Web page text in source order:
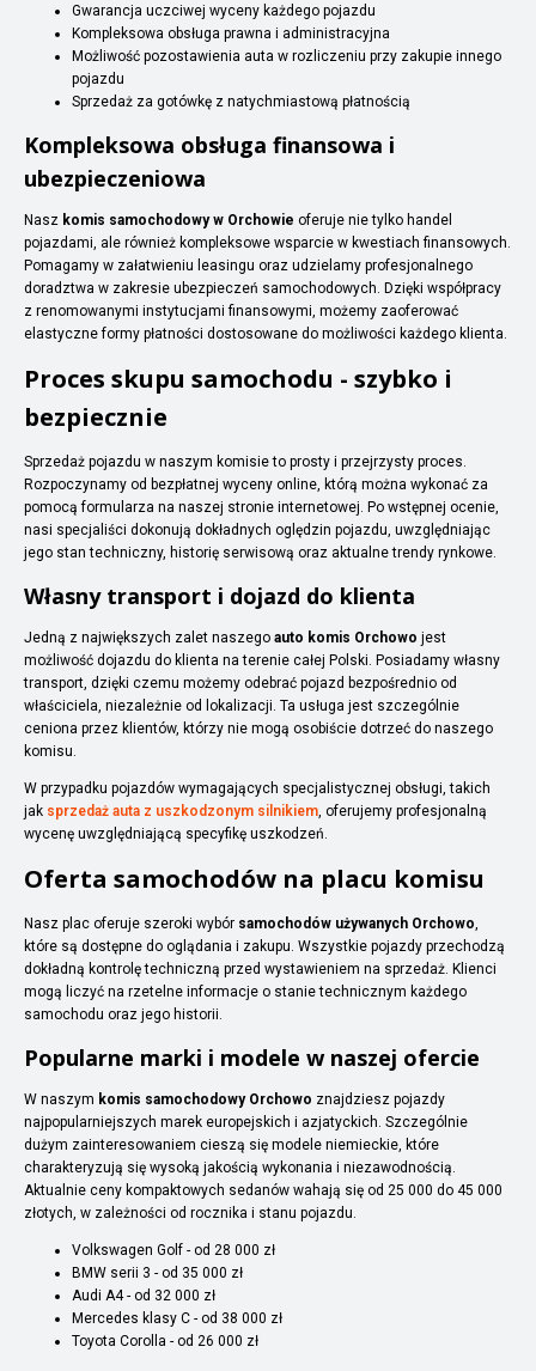
Gwarancja uczciwej wyceny każdego pojazdu
Kompleksowa obsługa prawna i administracyjna
Możliwość pozostawienia auta w rozliczeniu przy zakupie innego
pojazdu
Sprzedaż za gotówkę z natychmiastową płatnością
Kompleksowa obsługa finansowa i
ubezpieczeniowa
Nasz komis samochodowy w Orchowie oferuje nie tylko handel
pojazdami, ale również kompleksowe wsparcie w kwestiach finansowych.
Pomagamy w załatwieniu leasingu oraz udzielamy profesjonalnego
doradztwa w zakresie ubezpieczeń samochodowych. Dzięki współpracy
z renomowanymi instytucjami finansowymi, możemy zaoferować
elastyczne formy płatności dostosowane do możliwości każdego klienta.
Proces skupu samochodu - szybko i
bezpiecznie
Sprzedaż pojazdu w naszym komisie to prosty i przejrzysty proces.
Rozpoczynamy od bezpłatnej wyceny online, którą można wykonać za
pomocą formularza na naszej stronie internetowej. Po wstępnej ocenie,
nasi specjaliści dokonują dokładnych oględzin pojazdu, uwzględniając
jego stan techniczny, historię serwisową oraz aktualne trendy rynkowe.
Własny transport i dojazd do klienta
Jedną z największych zalet naszego auto komis Orchowo jest
możliwość dojazdu do klienta na terenie całej Polski. Posiadamy własny
transport, dzięki czemu możemy odebrać pojazd bezpośrednio od
właściciela, niezależnie od lokalizacji. Ta usługa jest szczególnie
ceniona przez klientów, którzy nie mogą osobiście dotrzeć do naszego
komisu.
W przypadku pojazdów wymagających specjalistycznej obsługi, takich
jak sprzedaż auta z uszkodzonym silnikiem, oferujemy profesjonalną
wycenę uwzględniającą specyfikę uszkodzeń.
Oferta samochodów na placu komisu
Nasz plac oferuje szeroki wybór samochodów używanych Orchowo,
które są dostępne do oglądania i zakupu. Wszystkie pojazdy przechodzą
dokładną kontrolę techniczną przed wystawieniem na sprzedaż. Klienci
mogą liczyć na rzetelne informacje o stanie technicznym każdego
samochodu oraz jego historii.
Popularne marki i modele w naszej ofercie
W naszym komis samochodowy Orchowo znajdziesz pojazdy
najpopularniejszych marek europejskich i azjatyckich. Szczególnie
dużym zainteresowaniem cieszą się modele niemieckie, które
charakteryzują się wysoką jakością wykonania i niezawodnością.
Aktualnie ceny kompaktowych sedanów wahają się od 25 000 do 45 000
złotych, w zależności od rocznika i stanu pojazdu.
Volkswagen Golf - od 28 000 zł
BMW serii 3 - od 35 000 zł
Audi A4 - od 32 000 zł
Mercedes klasy C - od 38 000 zł
Toyota Corolla - od 26 000 zł